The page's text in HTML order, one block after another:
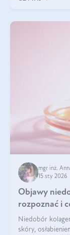
kryteria wyboru!
mgr inż.
15 sty 2026
Objawy
rozpoznać i
Niedobór
skóry,